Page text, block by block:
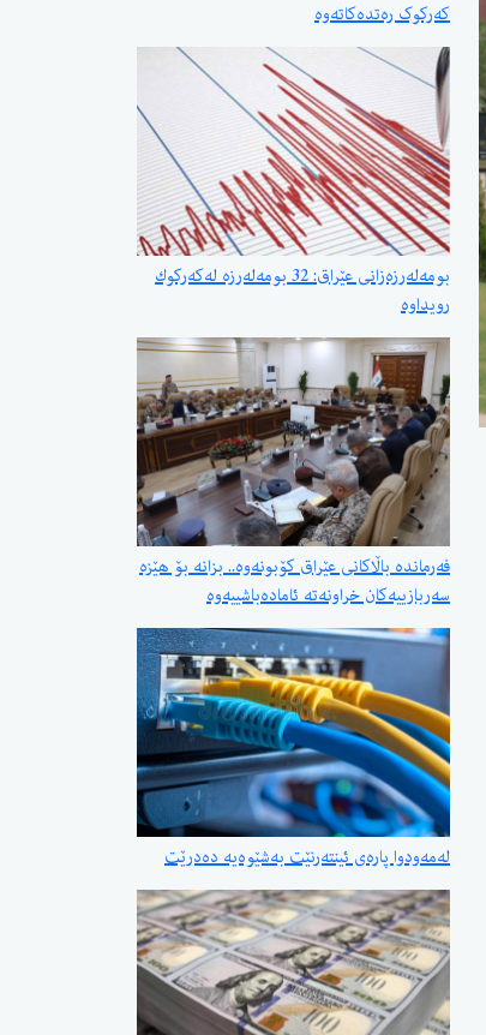
کەرکوک رەتدەکاتەوە
بومەلەرزەزانی عێراق: 32 بومەلەرزە لەكەركوك
رویداوە
فەرماندە باڵاکانی عێراق کۆبونەوە.. بزانە بۆ هێزە
سەربازییەکان خراونەتە ئامادەباشییەوە
لەمەودوا پارەی ئینتەرنێت بەشێوەیە دەدرێت